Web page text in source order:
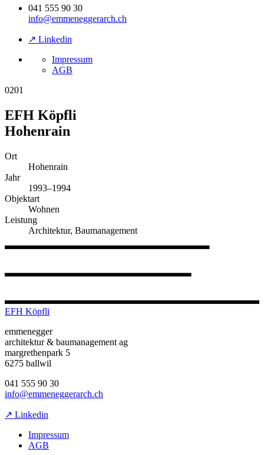
041 555 90 30
info@emmeneggerarch.ch
↗ Linkedin
Impressum
AGB
0201
EFH Köpfli
Hohenrain
Ort
Hohenrain
Jahr
1993–1994
Objektart
Wohnen
Leistung
Architektur, Baumanagement
EFH Köpfli
emmenegger
architektur & baumanagement ag
margrethenpark 5
6275 ballwil
041 555 90 30
info@emmeneggerarch.ch
↗ Linkedin
Impressum
AGB